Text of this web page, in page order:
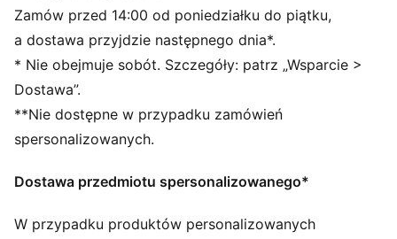
SZCZEGÓŁY
Usztywniona konstrukcja
Standardowy krój
6 paneli
Wyszywane przelotki
Haftowane logo KING i PUMA
Zaokrąglony daszek
Zamów przed 14:00 od poniedziałku do piątku,
a dostawa przyjdzie następnego dnia*.
* Nie obejmuje sobót. Szczegóły: patrz „Wsparcie >
Dostawa”.
**Nie dostępne w przypadku zamówień
spersonalizowanych.
Dostawa przedmiotu spersonalizowanego*
W przypadku produktów personalizowanych